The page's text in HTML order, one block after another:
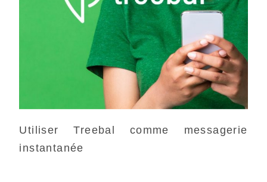
Utiliser Treebal comme messagerie
instantanée